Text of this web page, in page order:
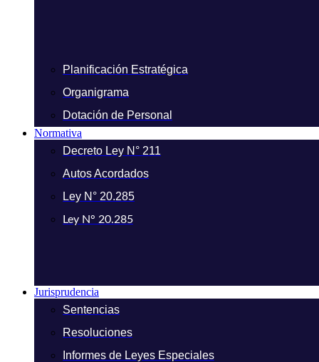
Planificación Estratégica
Organigrama
Dotación de Personal
Normativa
Decreto Ley N° 211
Autos Acordados
Ley N° 20.285
Ley N° 20.285
Jurisprudencia
Sentencias
Resoluciones
Informes de Leyes Especiales